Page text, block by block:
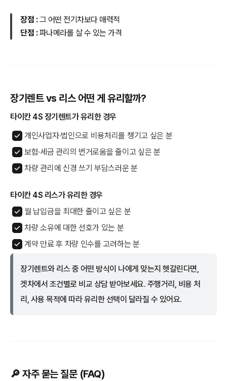
장점 :그 어떤 전기차보다 매력적
단점 :파나메라를 살 수 있는 가격
장기렌트 vs 리스 어떤 게 유리할까?
타이칸 4S 장기렌트가 유리한 경우
개인사업자·법인으로 비용처리를 챙기고 싶은 분
보험·세금 관리의 번거로움을 줄이고 싶은 분
차량 관리에 신경 쓰기 부담스러운 분
타이칸 4S 리스가 유리한 경우
월 납입금을 최대한 줄이고 싶은 분
차량 소유에 대한 선호가 있는 분
계약 만료 후 차량 인수를 고려하는 분
장기렌트와 리스 중 어떤 방식이 나에게 맞는지 헷갈린다면,
겟차에서 조건별로 비교 상담 받아보세요. 주행거리, 비용 처
리, 사용 목적에 따라 유리한 선택이 달라질 수 있어요.
🔎 자주 묻는 질문 (FAQ)